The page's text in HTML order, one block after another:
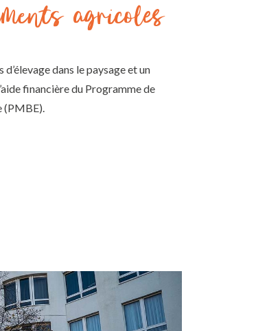
agricoles
dans le paysage et un
financière du Programme de
(PMBE).